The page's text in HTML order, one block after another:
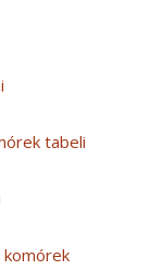
tabeli
komórek